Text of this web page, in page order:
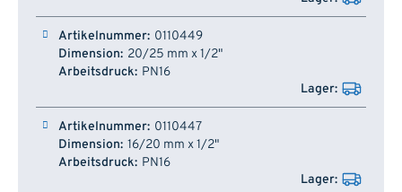
0110449
20/25 mm x 1/2"
PN16
0110447
16/20 mm x 1/2"
PN16